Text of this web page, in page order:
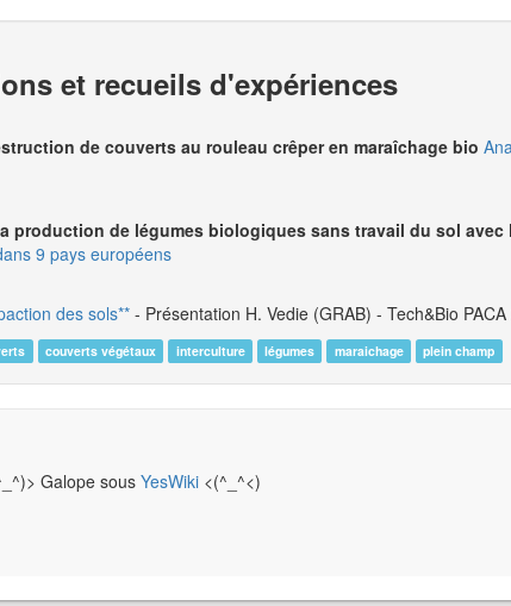
et recueils d'expériences
de couverts au rouleau crêper en maraîchage bio
production de légumes biologiques sans travail du sol avec
9 pays européens
des sols**- Présentation H. Vedie (GRAB) - Tech&Bio PACA
couverts végétaux interculture légumes maraichage plein champ
Galope sousYesWiki<(^_^<)